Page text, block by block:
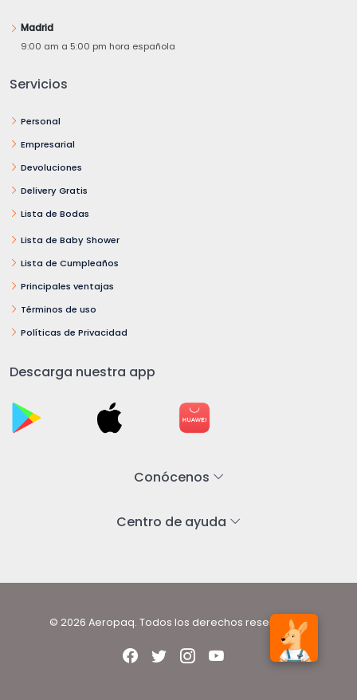
Madrid
9:00 am a 5:00 pm hora española
Servicios
Personal
Empresarial
Devoluciones
Delivery Gratis
Lista de Bodas
Lista de Baby Shower
Lista de Cumpleaños
Principales ventajas
Términos de uso
Políticas de Privacidad
Descarga nuestra app
Conócenos
Centro de ayuda
© 2026 Aeropaq. Todos los derechos reservados.